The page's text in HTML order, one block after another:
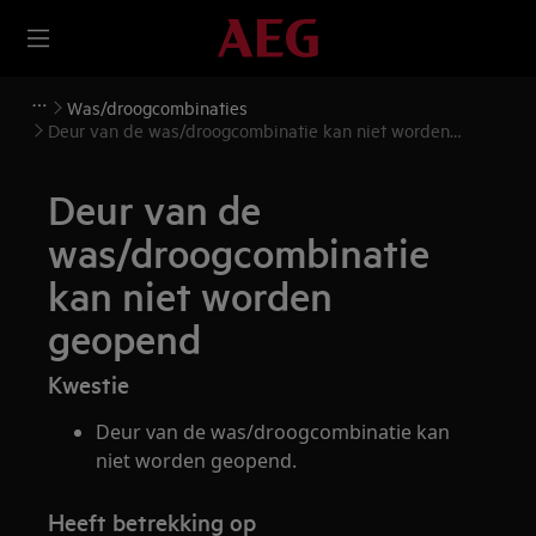
Was/droogcombinaties
Deur van de was/droogcombinatie kan niet worden
Deur van de
was/droogcombinatie
kan niet worden
geopend
Kwestie
Deur van de was/droogcombinatie kan
niet worden geopend.
Heeft betrekking op